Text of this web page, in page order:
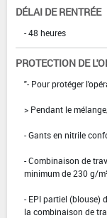
DÉLAI DE RENTRÉE
- 48 heures
PROTECTION DE
"- Pour protéger
> Pendant le
- Gants en nitrile
- Combinaison de
minimum de 230 g/
- EPI partiel (blouse)
la combinaison de